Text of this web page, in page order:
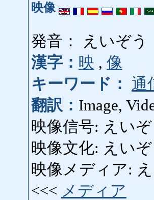
映像
発音： えいぞう
漢字： 映 , 像
キーワード：
通
翻訳： Image,
映像信号: えい
映像文化: えい
映像メディア:
<<< メディア